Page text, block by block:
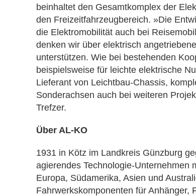
beinhaltet den Gesamtkomplex der
den Freizeitfahrzeugbereich. »Die
die Elektromobilität auch bei
denken wir über elektrisch
unterstützen. Wie bei bestehenden
beispielsweise für leichte elektrische
Lieferant von Leichtbau-Chassis,
Sonderachsen auch bei weiteren
Trefzer.
Über AL-KO
1931 in Kötz im Landkreis Günzburg
agierendes Technologie-Unternehmen
Europa, Südamerika, Asien und
Fahrwerkskomponenten für Anhänger,